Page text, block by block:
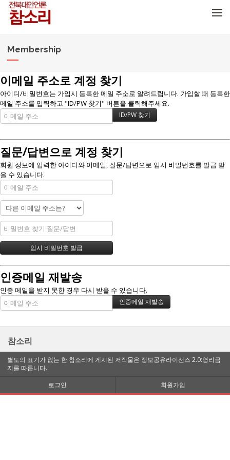
Membership
이메일 주소로 계정 찾기
아이디/비밀번호는 가입시 등록한 메일 주소로 알려드립니다. 가입할 때 등록한
메일 주소를 입력하고 "ID/PW 찾기" 버튼을 클릭해주세요.
질문/답변으로 계정 찾기
회원 정보에 입력한 아이디와 이메일, 질문/답변으로 임시 비밀번호를 발급 받
을 수 있습니다.
인증메일 재발송
인증 메일을 받지 못한 경우 다시 받을 수 있습니다.
참소리
별도의 표기가 없는 한 참소리에 게시된 저작물은 정보공유라이선스 2.0:영리금
지를 따릅니다.
로그인
회원가입